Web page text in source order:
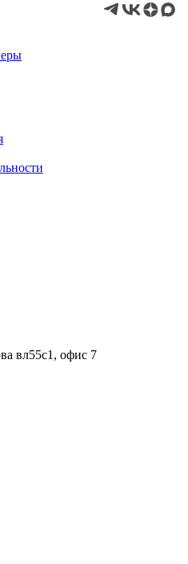
вл55с1, офис 7